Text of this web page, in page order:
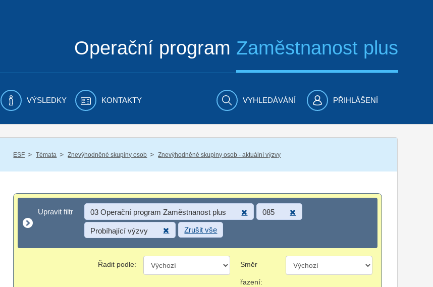
Operační program Zaměstnanost plus
VÝSLEDKY KONTAKTY VYHLEDÁVÁNÍ PŘIHLÁŠENÍ
ESF / Témata / Znevýhodněné skupiny osob / Znevýhodněné skupiny osob - aktuální výzvy
Upravit filtr
Upravit filtr 03 Operační program Zaměstnanost plus 085
Probíhající výzvy Zrušit vše
Řadit podle: Směr
řazení: